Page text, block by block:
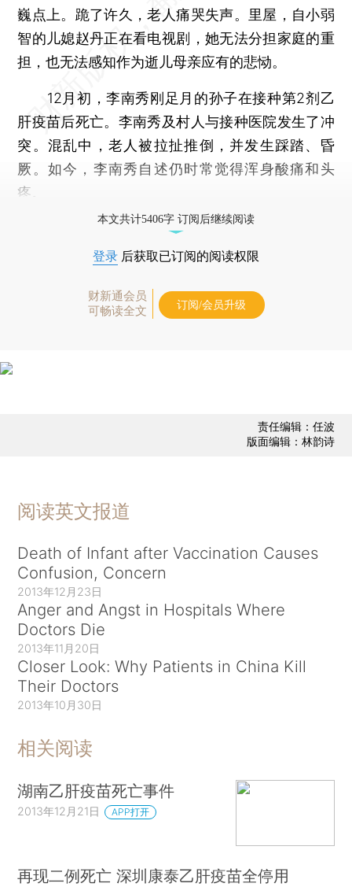
巍点上。跪了许久，老人痛哭失声。里屋，自小弱
智的儿媳赵丹正在看电视剧，她无法分担家庭的重
担，也无法感知作为逝儿母亲应有的悲恸。
12月初，李南秀刚足月的孙子在接种第2剂乙
肝疫苗后死亡。李南秀及村人与接种医院发生了冲
突。混乱中，老人被拉扯推倒，并发生踩踏、昏
厥。如今，李南秀自述仍时常觉得浑身酸痛和头
疼。
本文共计5406字 订阅后继续阅读
登录 后获取已订阅的阅读权限
财新通会员
可畅读全文
订阅/会员升级
责任编辑：任波
版面编辑：林韵诗
阅读英文报道
Death of Infant after Vaccination Causes
Confusion, Concern
2013年12月23日
Anger and Angst in Hospitals Where
Doctors Die
2013年11月20日
Closer Look: Why Patients in China Kill
Their Doctors
2013年10月30日
相关阅读
湖南乙肝疫苗死亡事件
2013年12月21日 APP打开
再现二例死亡 深圳康泰乙肝疫苗全停用